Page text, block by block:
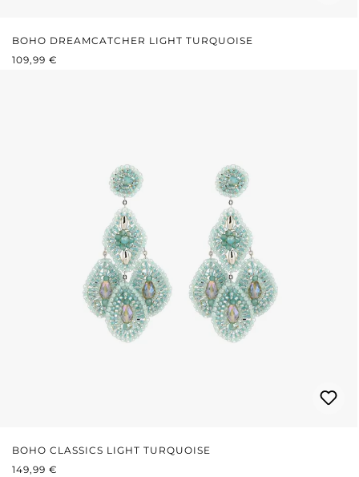
BOHO DREAMCATCHER LIGHT TURQUOISE
REGULÄRER PREIS:
109,99 €
BOHO CLASSICS LIGHT TURQUOISE
REGULÄRER PREIS:
149,99 €